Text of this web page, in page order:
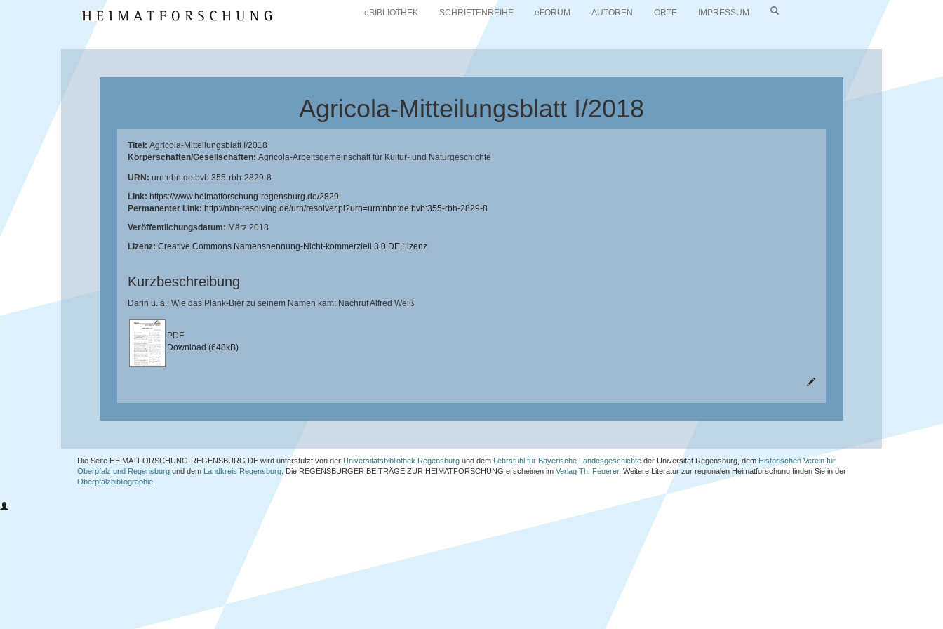
eBIBLIOTHEK SCHRIFTENREIHE eFORUM AUTOREN ORTE IMPRESSUM
Agricola-Mitteilungsblatt I/2018
Titel: Agricola-Mitteilungsblatt I/2018
Körperschaften/Gesellschaften: Agricola-Arbeitsgemeinschaft für Kultur- und Naturgeschichte
URN: urn:nbn:de:bvb:355-rbh-2829-8
Link: https://www.heimatforschung-regensburg.de/2829
Permanenter Link: http://nbn-resolving.de/urn/resolver.pl?urn=urn:nbn:de:bvb:355-rbh-2829-8
Veröffentlichungsdatum: März 2018
Lizenz: Creative Commons Namensnennung-Nicht-kommerziell 3.0 DE Lizenz
Kurzbeschreibung
Darin u. a.: Wie das Plank-Bier zu seinem Namen kam; Nachruf Alfred Weiß
PDF
Download (648kB)
Die Seite HEIMATFORSCHUNG-REGENSBURG.DE wird unterstützt von der Universitätsbibliothek Regensburg und dem Lehrstuhl für Bayerische Landesgeschichte der Universität Regensburg, dem Historischen Verein für
Oberpfalz und Regensburg und dem Landkreis Regensburg . Die REGENSBURGER BEITRÄGE ZUR HEIMATFORSCHUNG erscheinen im Verlag Th. Feuerer. Weitere Literatur zur regionalen Heimatforschung finden Sie in der
Oberpfalzbibliographie